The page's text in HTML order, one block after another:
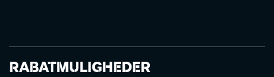
RABATMULIGHEDER